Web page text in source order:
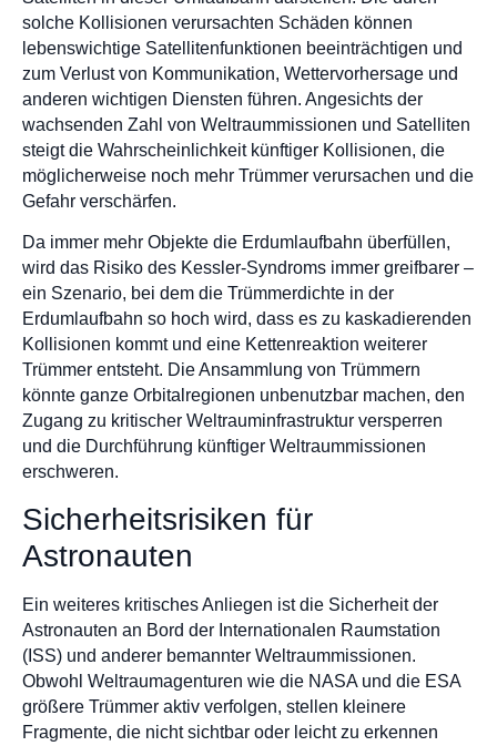
solche Kollisionen verursachten Schäden können
lebenswichtige Satellitenfunktionen beeinträchtigen und
zum Verlust von Kommunikation, Wettervorhersage und
anderen wichtigen Diensten führen. Angesichts der
wachsenden Zahl von Weltraummissionen und Satelliten
steigt die Wahrscheinlichkeit künftiger Kollisionen, die
möglicherweise noch mehr Trümmer verursachen und die
Gefahr verschärfen.
Da immer mehr Objekte die Erdumlaufbahn überfüllen,
wird das Risiko des Kessler-Syndroms immer greifbarer –
ein Szenario, bei dem die Trümmerdichte in der
Erdumlaufbahn so hoch wird, dass es zu kaskadierenden
Kollisionen kommt und eine Kettenreaktion weiterer
Trümmer entsteht. Die Ansammlung von Trümmern
könnte ganze Orbitalregionen unbenutzbar machen, den
Zugang zu kritischer Weltrauminfrastruktur versperren
und die Durchführung künftiger Weltraummissionen
erschweren.
Sicherheitsrisiken für
Astronauten
Ein weiteres kritisches Anliegen ist die Sicherheit der
Astronauten an Bord der Internationalen Raumstation
(ISS) und anderer bemannter Weltraummissionen.
Obwohl Weltraumagenturen wie die NASA und die ESA
größere Trümmer aktiv verfolgen, stellen kleinere
Fragmente, die nicht sichtbar oder leicht zu erkennen